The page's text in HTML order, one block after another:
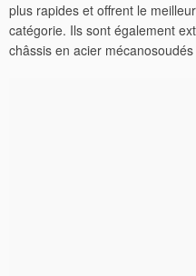
plus rapides et offrent le
catégorie. Ils sont également
châssis en acier